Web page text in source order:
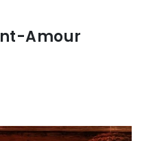
Amour